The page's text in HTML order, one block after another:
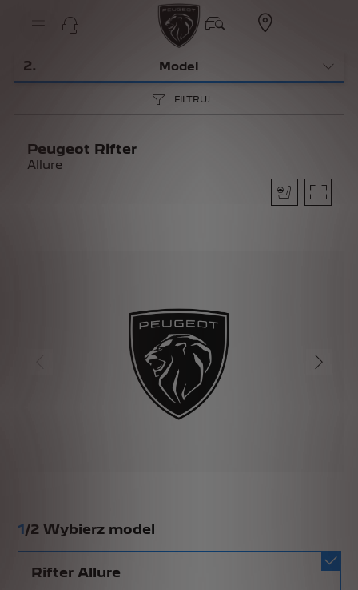
2. Model
FILTRUJ
Peugeot Rifter
Allure
1/2 Wybierz model
Rifter Allure